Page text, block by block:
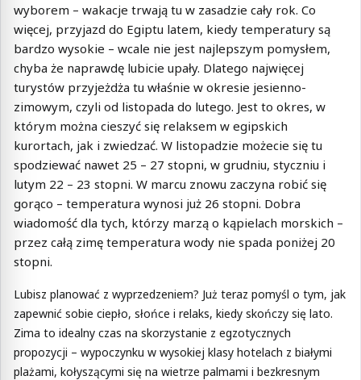
wyborem – wakacje trwają tu w zasadzie cały rok. Co
więcej, przyjazd do Egiptu latem, kiedy temperatury są
bardzo wysokie – wcale nie jest najlepszym pomysłem,
chyba że naprawdę lubicie upały. Dlatego najwięcej
turystów przyjeżdża tu właśnie w okresie jesienno-
zimowym, czyli od listopada do lutego. Jest to okres, w
którym można cieszyć się relaksem w egipskich
kurortach, jak i zwiedzać. W listopadzie możecie się tu
spodziewać nawet 25 – 27 stopni, w grudniu, styczniu i
lutym 22 – 23 stopni. W marcu znowu zaczyna robić się
gorąco – temperatura wynosi już 26 stopni. Dobra
wiadomość dla tych, którzy marzą o kąpielach morskich –
przez całą zimę temperatura wody nie spada poniżej 20
stopni.
Lubisz planować z wyprzedzeniem? Już teraz pomyśl o tym, jak
zapewnić sobie ciepło, słońce i relaks, kiedy skończy się lato.
Zima to idealny czas na skorzystanie z egzotycznych
propozycji – wypoczynku w wysokiej klasy hotelach z białymi
plażami, kołyszącymi się na wietrze palmami i bezkresnym